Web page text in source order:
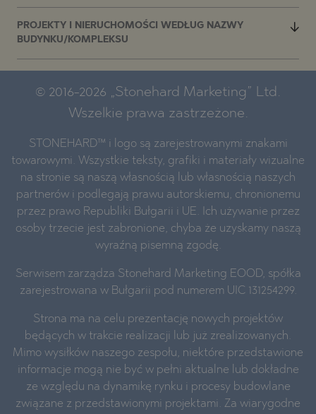
PROJEKTY I NIERUCHOMOŚCI WEDŁUG NAZWY
BUDYNKU/KOMPLEKSU
© 2016-2026 „Stonehard Marketing” Ltd.
Wszelkie prawa zastrzeżone.
STONEHARD™ i logo są zarejestrowanymi znakami
towarowymi. Wszystkie teksty, grafiki i materiały wizualne
na stronie są naszą własnością lub własnością naszych
partnerów i podlegają prawu autorskiemu, chronionemu
przez prawo Republiki Bułgarii i UE. Ich używanie przez
osoby trzecie jest zabronione, chyba że uzyskamy naszą
wyraźną pisemną zgodę.
Serwisem zarządza Stonehard Marketing EOOD, spółka
zarejestrowana w Bułgarii pod numerem UIC 131254299.
Strona ma na celu prezentację nowych projektów
będących w trakcie realizacji lub już zrealizowanych.
Mimo wysiłków naszego zespołu, niektóre przedstawione
informacje mogą nie być w pełni aktualne lub dokładne
ze względu na dynamikę rynku i procesy budowlane
związane z przedstawionymi projektami. Za wiarygodne